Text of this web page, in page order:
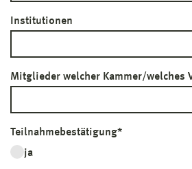
Institutionen
Mitglieder welcher Kammer/welches
Teilnahmebestätigung*
ja